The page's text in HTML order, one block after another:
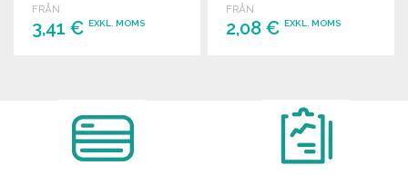
FRÅN
3,41 € EXKL. MOMS
FRÅN
2,08 €EXKL. MOMS